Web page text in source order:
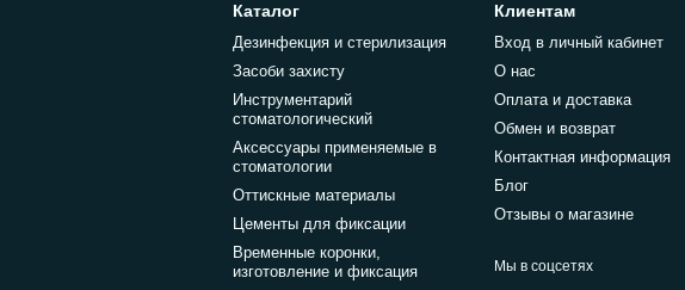
Каталог
Дезинфекция и стерилизация
Засоби захисту
Инструментарий
стоматологический
Аксессуары применяемые в
стоматологии
Оттискные материалы
Цементы для фиксации
Временные коронки,
изготовление и фиксация
Клиентам
Вход в личный кабинет
О нас
Оплата и доставка
Обмен и возврат
Контактная информация
Блог
Отзывы о магазине
Мы в соцсетях